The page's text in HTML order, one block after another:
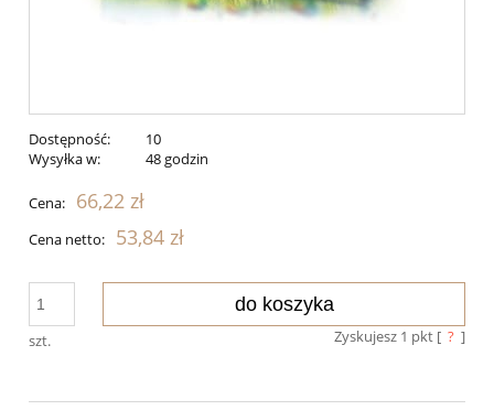
Dostępność:
10
Wysyłka w:
48 godzin
Cena: 66,22 zł
Cena netto: 53,84 zł
szt.
do koszyka
Zyskujesz 1 pkt [ ? ]